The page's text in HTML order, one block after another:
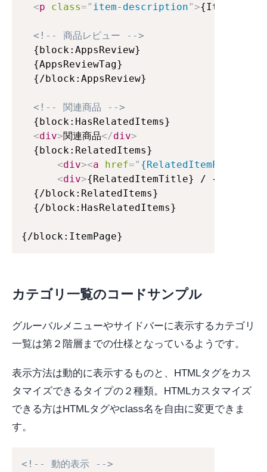
<p class=" item-description">
<!-- 商品レビュー -->
  {block:AppsReview}
  {AppsReviewTag}
  {/block:AppsReview}
<!-- 関連商品 -->
  {block:HasRelatedItems}
<div>関連商品</div>
  {block:RelatedItems}
<div><a href=" {RelatedItemPageURL}
<div>{RelatedItemTitle} /
  {/block:RelatedItems}
  {/block:HasRelatedItems}
{/block:ItemPage}
カテゴリ一覧のコードサンプル
グルーバルメニューやサイドバーに表示するカテゴリ
一覧は第２階層までの仕様となっているようです。
表示方法は動的に表示するものと、HTMLタグをカス
タマイズできるタイプの２種類。HTMLカスタマイズ
できる方はHTMLタグやclass名を自由に変更できま
す。
<!-- 動的表示 -->